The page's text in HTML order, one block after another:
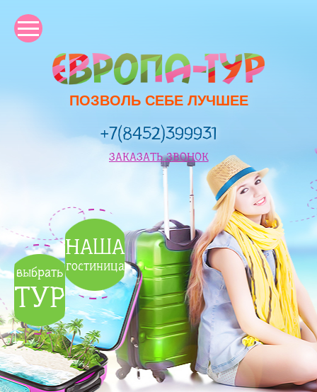
ПОЗВОЛЬ СЕБЕ ЛУЧШЕЕ
+7(8452)399931
ЗАКАЗАТЬ ЗВОНОК
выбрать
ТУР
НАША
гостиница